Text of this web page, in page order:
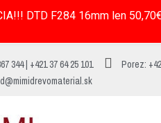
DTD F284 16mm len
344 | +421 37 64 25 101 Porez: